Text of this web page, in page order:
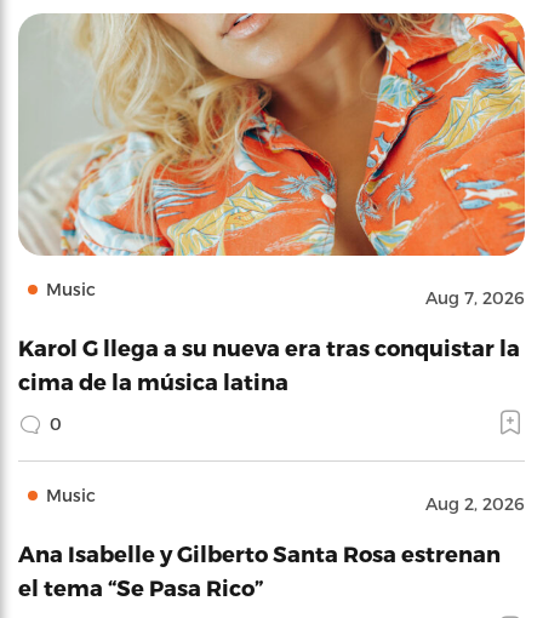
Music Aug 7, 2026
Karol G llega a su nueva era tras conquistar la
cima de la música latina
0
Music Aug 2, 2026
Ana Isabelle y Gilberto Santa Rosa estrenan
el tema “Se Pasa Rico”